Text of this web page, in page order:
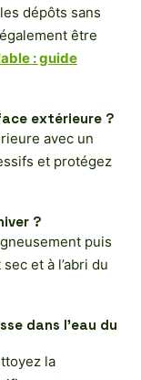
dépôts sans
être
: guide
extérieure ?
avec un
et protégez
?
puis
et à l’abri du
dans l’eau du
la